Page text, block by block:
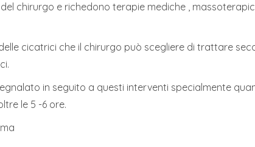
chirurgo e richedono terapie mediche ,
cicatrici che il chirurgo può scegliere di trattare
in seguito a questi interventi specialmente
le 5 -6 ore.